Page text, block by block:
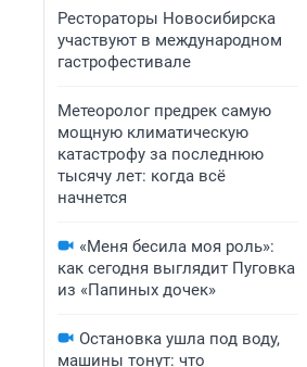
Рестораторы Новосибирска
участвуют в международном
гастрофестивале
Метеоролог предрек самую
мощную климатическую
катастрофу за последнюю
тысячу лет: когда всё
начнется
«Меня бесила моя роль»:
как сегодня выглядит Пуговка
из «Папиных дочек»
Остановка ушла под воду,
машины тонут: что